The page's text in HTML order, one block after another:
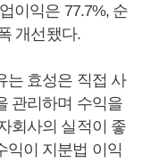
이익은 77.7%, 순
개선됐다.
는 효성은 직접 사
관리하며 수익을
회사의 실적이 좋
익이 지분법 이익